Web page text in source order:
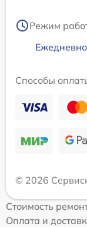
Режим
Способы
© 2026
Стоимость
Оплата и